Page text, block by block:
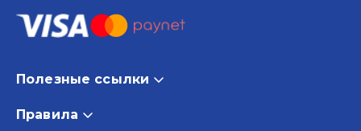
Полезные ссылки
Дом
Правила